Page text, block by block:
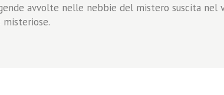
avvolte nelle nebbie del mistero suscita nel